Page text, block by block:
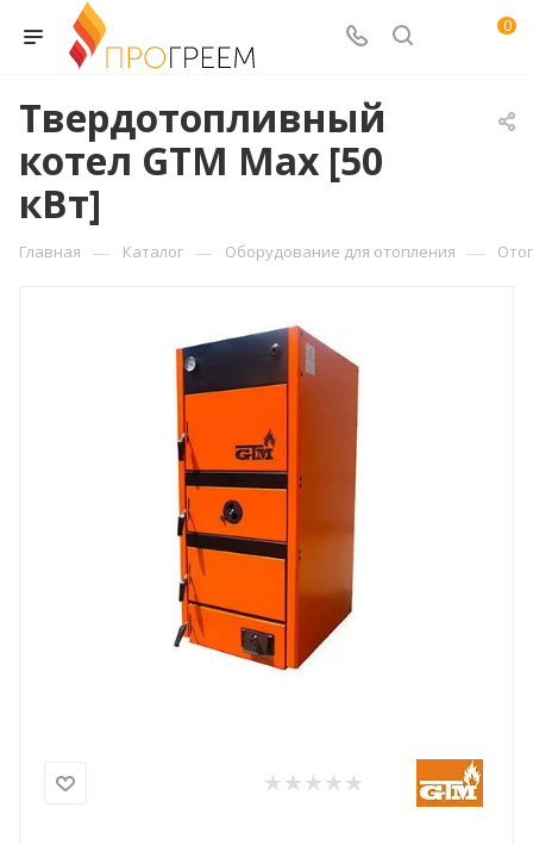
0
Твердотопливный
котел GTM Max [50
кВт]
Главная — Каталог — Оборудование для отопления —